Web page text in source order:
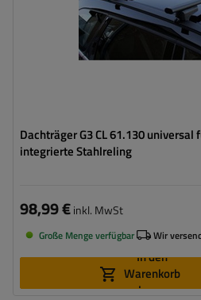
Dachträger G3 CL 61.130
integrierte Stahlreling
98,99 €inkl. MwSt
Große Menge verfügbar Wir
In den
Warenkorb
legen